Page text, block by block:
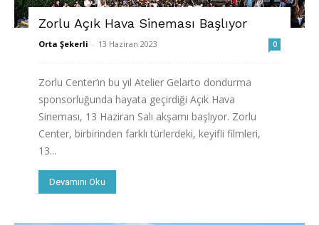
Zorlu Açık Hava Sineması Başlıyor
Orta Şekerli - 13 Haziran 2023 0
Zorlu Center’ın bu yıl Atelier Gelarto dondurma
sponsorluğunda hayata geçirdiği Açık Hava
Sineması, 13 Haziran Salı akşamı başlıyor. Zorlu
Center, birbirinden farklı türlerdeki, keyifli filmleri,
13...
Devamını Oku